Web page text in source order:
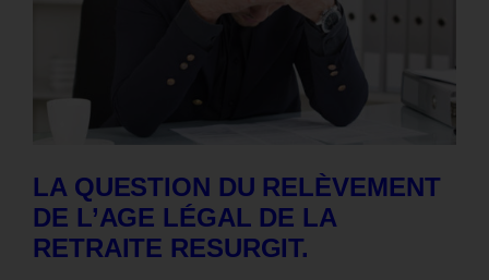
LA QUESTION DU RELÈVEMENT
DE L’AGE LÉGAL DE LA
RETRAITE RESURGIT.